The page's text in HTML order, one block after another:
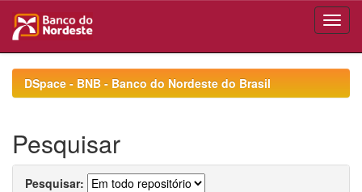
navigationDSpace - BNB - Banco do Nordeste do Brasil
Pesquisar
Pesquisar: